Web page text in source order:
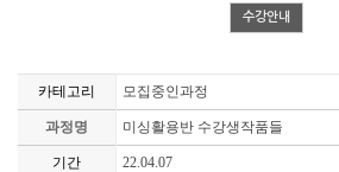
수강안내
카테고리 모집중인과정
과정명 미싱활용반 수강생작품들
기간 22.04.07